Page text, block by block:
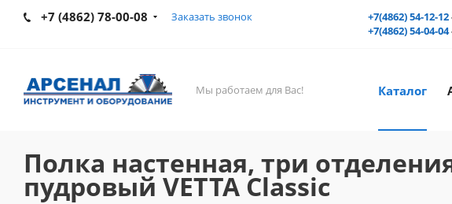
+7 (4862) 78-00-08 Заказать звонок +7(4862) 54-12-12
+7(4862) 54-04-04
Мы работаем для Вас! Каталог
Полка настенная, три
пудровый VETTA Classic